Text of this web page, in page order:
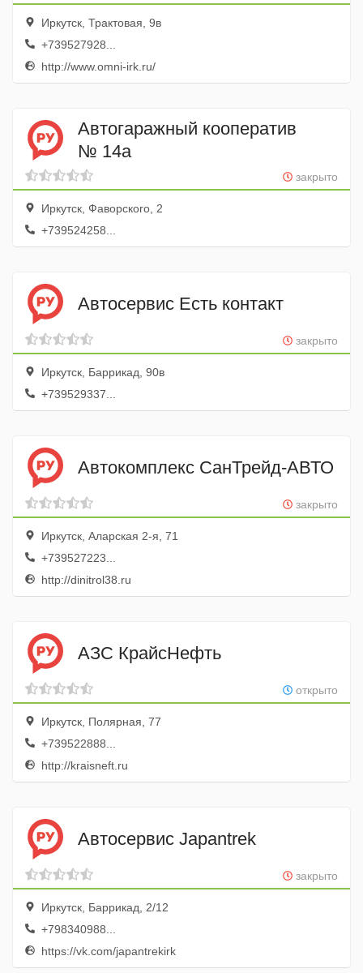
Иркутск, Трактовая, 9в
+739527928...
http://www.omni-irk.ru/
Автогаражный кооператив
№ 14а
закрыто
Иркутск, Фаворского, 2
+739524258...
Автосервис Есть контакт
закрыто
Иркутск, Баррикад, 90в
+739529337...
Автокомплекс СанТрейд-АВТО
закрыто
Иркутск, Аларская 2-я, 71
+739527223...
http://dinitrol38.ru
АЗС КрайсНефть
открыто
Иркутск, Полярная, 77
+739522888...
http://kraisneft.ru
Автосервис Japantrek
закрыто
Иркутск, Баррикад, 2/12
+798340988...
https://vk.com/japantrekirk